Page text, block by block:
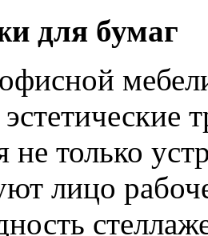
для бумаг
не только
лицо